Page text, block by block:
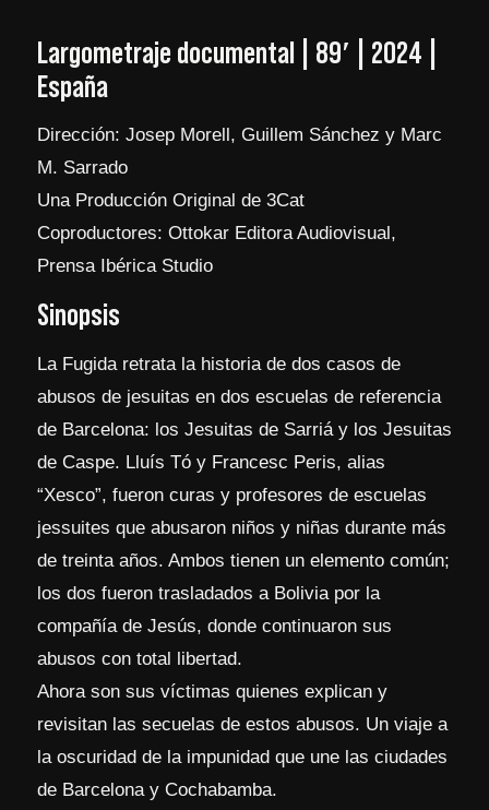
Largometraje documental | 89′ | 2024 |
España
Dirección: Josep Morell, Guillem Sánchez y Marc
M. Sarrado
Una Producción Original de 3Cat
Coproductores: Ottokar Editora Audiovisual,
Prensa Ibérica Studio
Sinopsis
La Fugida retrata la historia de dos casos de
abusos de jesuitas en dos escuelas de referencia
de Barcelona: los Jesuitas de Sarriá y los Jesuitas
de Caspe. Lluís Tó y Francesc Peris, alias
“Xesco”, fueron curas y profesores de escuelas
jessuites que abusaron niños y niñas durante más
de treinta años. Ambos tienen un elemento común;
los dos fueron trasladados a Bolivia por la
compañía de Jesús, donde continuaron sus
abusos con total libertad.
Ahora son sus víctimas quienes explican y
revisitan las secuelas de estos abusos. Un viaje a
la oscuridad de la impunidad que une las ciudades
de Barcelona y Cochabamba.